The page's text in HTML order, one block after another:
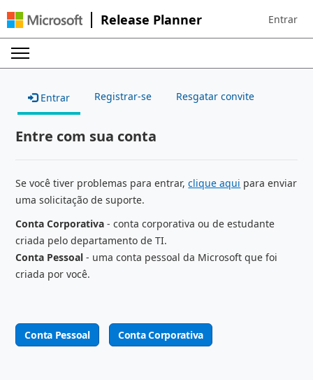
Release Planner Sign in to
Entrar
Entrar Registrar-se Resgatar convite
Entre com sua conta
Se você tiver problemas para entrar,clique aqui para enviar
uma solicitação de suporte.
Conta Corporativa - conta corporativa ou de estudante
criada pelo departamento de TI.
Conta Pessoal - uma conta pessoal da Microsoft que foi
criada por você.
Conta Pessoal Conta Corporativa